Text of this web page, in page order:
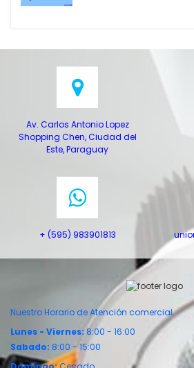
Av. Carlos Antonio Lopez
Shopping Chen, Ciudad del
Este, Paraguay
+ (595) 983901813
Nuestro Horario de Atención comercial.
Lunes - Viernes: 8:00 - 16:00
Sabado: 8:00 - 15:00